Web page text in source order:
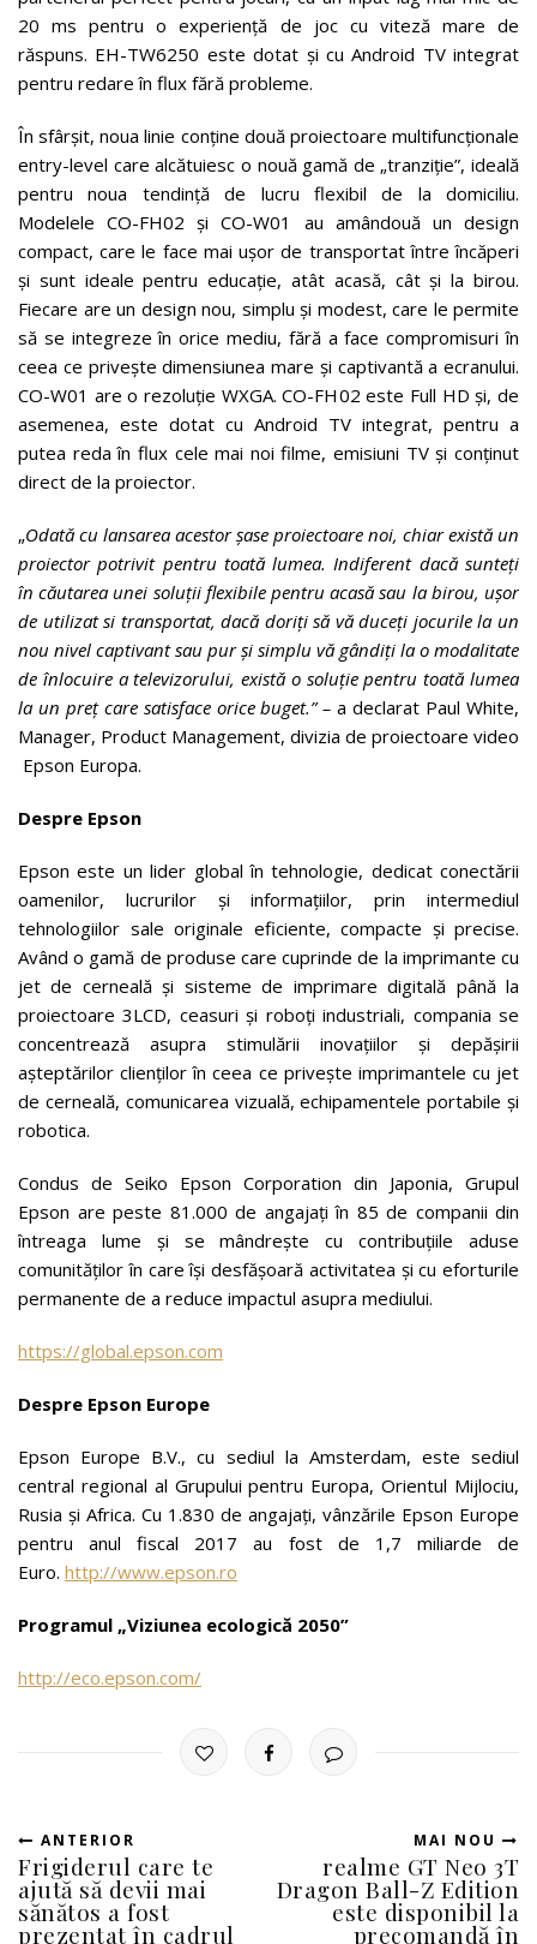
20 ms pentru o experiență de joc cu viteză mare de
răspuns. EH-TW6250 este dotat și cu Android TV integrat
pentru redare în flux fără probleme.
În sfârșit, noua linie conține două proiectoare multifuncționale
entry-level care alcătuiesc o nouă gamă de „tranziție”, ideală
pentru noua tendință de lucru flexibil de la domiciliu.
Modelele CO-FH02 și CO-W01 au amândouă un design
compact, care le face mai ușor de transportat între încăperi
și sunt ideale pentru educație, atât acasă, cât și la birou.
Fiecare are un design nou, simplu și modest, care le permite
să se integreze în orice mediu, fără a face compromisuri în
ceea ce privește dimensiunea mare și captivantă a ecranului.
CO-W01 are o rezoluție WXGA. CO-FH02 este Full HD și, de
asemenea, este dotat cu Android TV integrat, pentru a
putea reda în flux cele mai noi filme, emisiuni TV și conținut
direct de la proiector.
„Odată cu lansarea acestor șase proiectoare noi, chiar există un
proiector potrivit pentru toată lumea. Indiferent dacă sunteți
în căutarea unei soluții flexibile pentru acasă sau la birou, ușor
de utilizat si transportat, dacă doriți să vă duceți jocurile la un
nou nivel captivant sau pur și simplu vă gândiți la o modalitate
de înlocuire a televizorului, există o soluție pentru toată lumea
la un preț care satisface orice buget.” –a declarat Paul White,
Manager, Product Management, divizia de proiectoare video
Epson Europa.
Despre Epson
Epson este un lider global în tehnologie, dedicat conectării
oamenilor, lucrurilor şi informaţiilor, prin intermediul
tehnologiilor sale originale eficiente, compacte şi precise.
Având o gamă de produse care cuprinde de la imprimante cu
jet de cerneală şi sisteme de imprimare digitală până la
proiectoare 3LCD, ceasuri şi roboţi industriali, compania se
concentrează asupra stimulării inovaţiilor şi depăşirii
aşteptărilor clienţilor în ceea ce priveşte imprimantele cu jet
de cerneală, comunicarea vizuală, echipamentele portabile şi
robotica.
Condus de Seiko Epson Corporation din Japonia, Grupul
Epson are peste 81.000 de angajaţi în 85 de companii din
întreaga lume şi se mândreşte cu contribuţiile aduse
comunităţilor în care îşi desfăşoară activitatea şi cu eforturile
permanente de a reduce impactul asupra mediului.
https://global.epson.com
Despre Epson Europe
Epson Europe B.V., cu sediul la Amsterdam, este sediul
central regional al Grupului pentru Europa, Orientul Mijlociu,
Rusia şi Africa. Cu 1.830 de angajaţi, vânzările Epson Europe
pentru anul fiscal 2017 au fost de 1,7 miliarde de
Euro. http://www.epson.ro
Programul „Viziunea ecologică 2050”
http://eco.epson.com/
ANTERIOR
Frigiderul care te
ajută să devii mai
sănătos a fost
prezentat în cadrul
MAI NOU
realme GT Neo 3T
Dragon Ball-Z Edition
este disponibil la
precomandă în